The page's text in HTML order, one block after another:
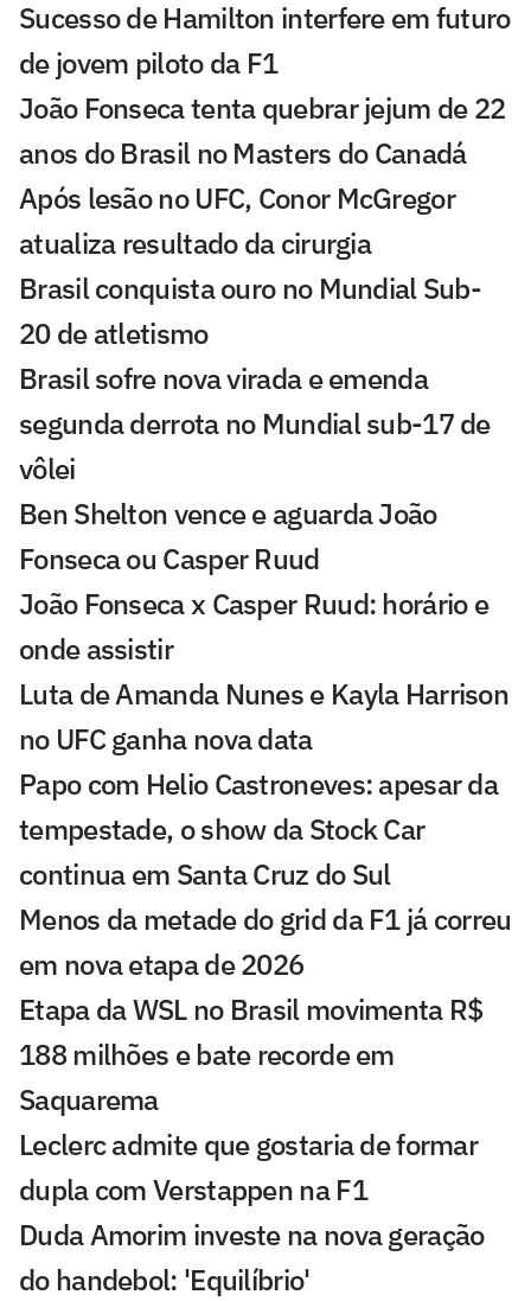
Sucesso de Hamilton interfere em futuro
de jovem piloto da F1
João Fonseca tenta quebrar jejum de 22
anos do Brasil no Masters do Canadá
Após lesão no UFC, Conor McGregor
atualiza resultado da cirurgia
Brasil conquista ouro no Mundial Sub-
20 de atletismo
Brasil sofre nova virada e emenda
segunda derrota no Mundial sub-17 de
vôlei
Ben Shelton vence e aguarda João
Fonseca ou Casper Ruud
João Fonseca x Casper Ruud: horário e
onde assistir
Luta de Amanda Nunes e Kayla Harrison
no UFC ganha nova data
Papo com Helio Castroneves: apesar da
tempestade, o show da Stock Car
continua em Santa Cruz do Sul
Menos da metade do grid da F1 já correu
em nova etapa de 2026
Etapa da WSL no Brasil movimenta R$
188 milhões e bate recorde em
Saquarema
Leclerc admite que gostaria de formar
dupla com Verstappen na F1
Duda Amorim investe na nova geração
do handebol: 'Equilíbrio'